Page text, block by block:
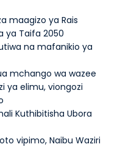
maagizo ya Rais
ya Taifa 2050
na mafanikio ya
mchango wa wazee
ya elimu, viongozi
Kuthibitisha Ubora
vipimo, Naibu Waziri